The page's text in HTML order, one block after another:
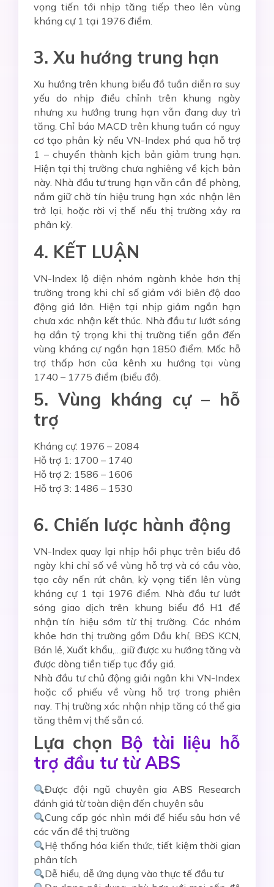
vọng tiến tới nhịp tăng tiếp theo lên vùng
kháng cự 1 tại 1976 điểm.
3. Xu hướng trung hạn
Xu hướng trên khung biểu đồ tuần diễn ra suy
yếu do nhịp điều chỉnh trên khung ngày
nhưng xu hướng trung hạn vẫn đang duy trì
tăng. Chỉ báo MACD trên khung tuần có nguy
cơ tạo phân kỳ nếu VN-Index phá qua hỗ trợ
1 – chuyển thành kịch bản giảm trung hạn.
Hiện tại thị trường chưa nghiêng về kịch bản
này. Nhà đầu tư trung hạn vẫn cần đề phòng,
nắm giữ chờ tín hiệu trung hạn xác nhận lên
trở lại, hoặc rời vị thế nếu thị trường xảy ra
phân kỳ.
4. KẾT LUẬN
VN-Index lộ diện nhóm ngành khỏe hơn thị
trường trong khi chỉ số giảm với biên độ dao
động giá lớn. Hiện tại nhịp giảm ngắn hạn
chưa xác nhận kết thúc. Nhà đầu tư lướt sóng
hạ dần tỷ trọng khi thị trường tiến gần đến
vùng kháng cự ngắn hạn 1850 điểm. Mốc hỗ
trợ thấp hơn của kênh xu hướng tại vùng
1740 – 1775 điểm (biểu đồ).
5. Vùng kháng cự – hỗ
trợ
Kháng cự: 1976 – 2084
Hỗ trợ 1: 1700 – 1740
Hỗ trợ 2: 1586 – 1606
Hỗ trợ 3: 1486 – 1530
6. Chiến lược hành động
VN-Index quay lại nhịp hồi phục trên biểu đồ
ngày khi chỉ số về vùng hỗ trợ và có cầu vào,
tạo cây nến rút chân, kỳ vọng tiến lên vùng
kháng cự 1 tại 1976 điểm. Nhà đầu tư lướt
sóng giao dịch trên khung biểu đồ H1 để
nhận tín hiệu sớm từ thị trường. Các nhóm
khỏe hơn thị trường gồm Dầu khí, BĐS KCN,
Bán lẻ, Xuất khẩu,…giữ được xu hướng tăng và
được dòng tiền tiếp tục đẩy giá.
Nhà đầu tư chủ động giải ngân khi VN-Index
hoặc cổ phiếu về vùng hỗ trợ trong phiên
nay. Thị trường xác nhận nhịp tăng có thể gia
tăng thêm vị thế sẵn có.
Lựa chọn Bộ tài liệu hỗ
trợ đầu tư từ ABS
Được đội ngũ chuyên gia ABS Research
đánh giá từ toàn diện đến chuyên sâu
Cung cấp góc nhìn mới để hiểu sâu hơn về
các vấn đề thị trường
Hệ thống hóa kiến thức, tiết kiệm thời gian
phân tích
Dễ hiểu, dễ ứng dụng vào thực tế đầu tư